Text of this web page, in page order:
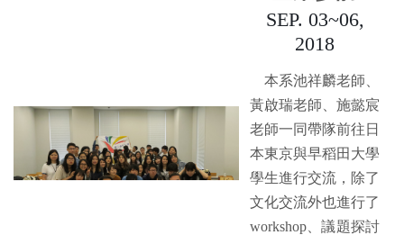
SEP. 03~06,
2018
本系池祥麟老師、
黃啟瑞老師、施懿宸
老師一同帶隊前往日
本東京與早稻田大學
學生進行交流，除了
文化交流外也進行了
workshop、議題探討